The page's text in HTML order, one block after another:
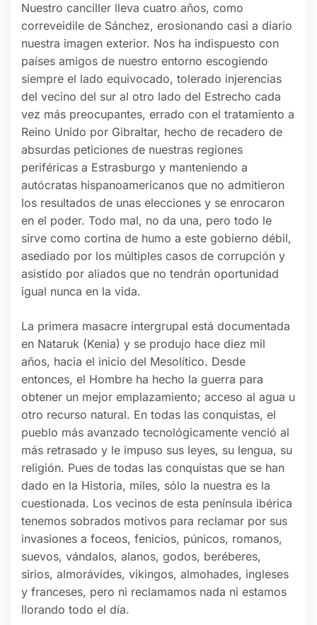
Nuestro canciller lleva cuatro años, como
correveidile de Sánchez, erosionando casi a diario
nuestra imagen exterior. Nos ha indispuesto con
países amigos de nuestro entorno escogiendo
siempre el lado equivocado, tolerado injerencias
del vecino del sur al otro lado del Estrecho cada
vez más preocupantes, errado con el tratamiento a
Reino Unido por Gibraltar, hecho de recadero de
absurdas peticiones de nuestras regiones
periféricas a Estrasburgo y manteniendo a
autócratas hispanoamericanos que no admitieron
los resultados de unas elecciones y se enrocaron
en el poder. Todo mal, no da una, pero todo le
sirve como cortina de humo a este gobierno débil,
asediado por los múltiples casos de corrupción y
asistido por aliados que no tendrán oportunidad
igual nunca en la vida.
La primera masacre intergrupal está documentada
en Nataruk (Kenia) y se produjo hace diez mil
años, hacia el inicio del Mesolítico. Desde
entonces, el Hombre ha hecho la guerra para
obtener un mejor emplazamiento; acceso al agua u
otro recurso natural. En todas las conquistas, el
pueblo más avanzado tecnológicamente venció al
más retrasado y le impuso sus leyes, su lengua, su
religión. Pues de todas las conquistas que se han
dado en la Historia, miles, sólo la nuestra es la
cuestionada. Los vecinos de esta península ibérica
tenemos sobrados motivos para reclamar por sus
invasiones a foceos, fenicios, púnicos, romanos,
suevos, vándalos, alanos, godos, beréberes,
sirios, almorávides, vikingos, almohades, ingleses
y franceses, pero ni reclamamos nada ni estamos
llorando todo el día.